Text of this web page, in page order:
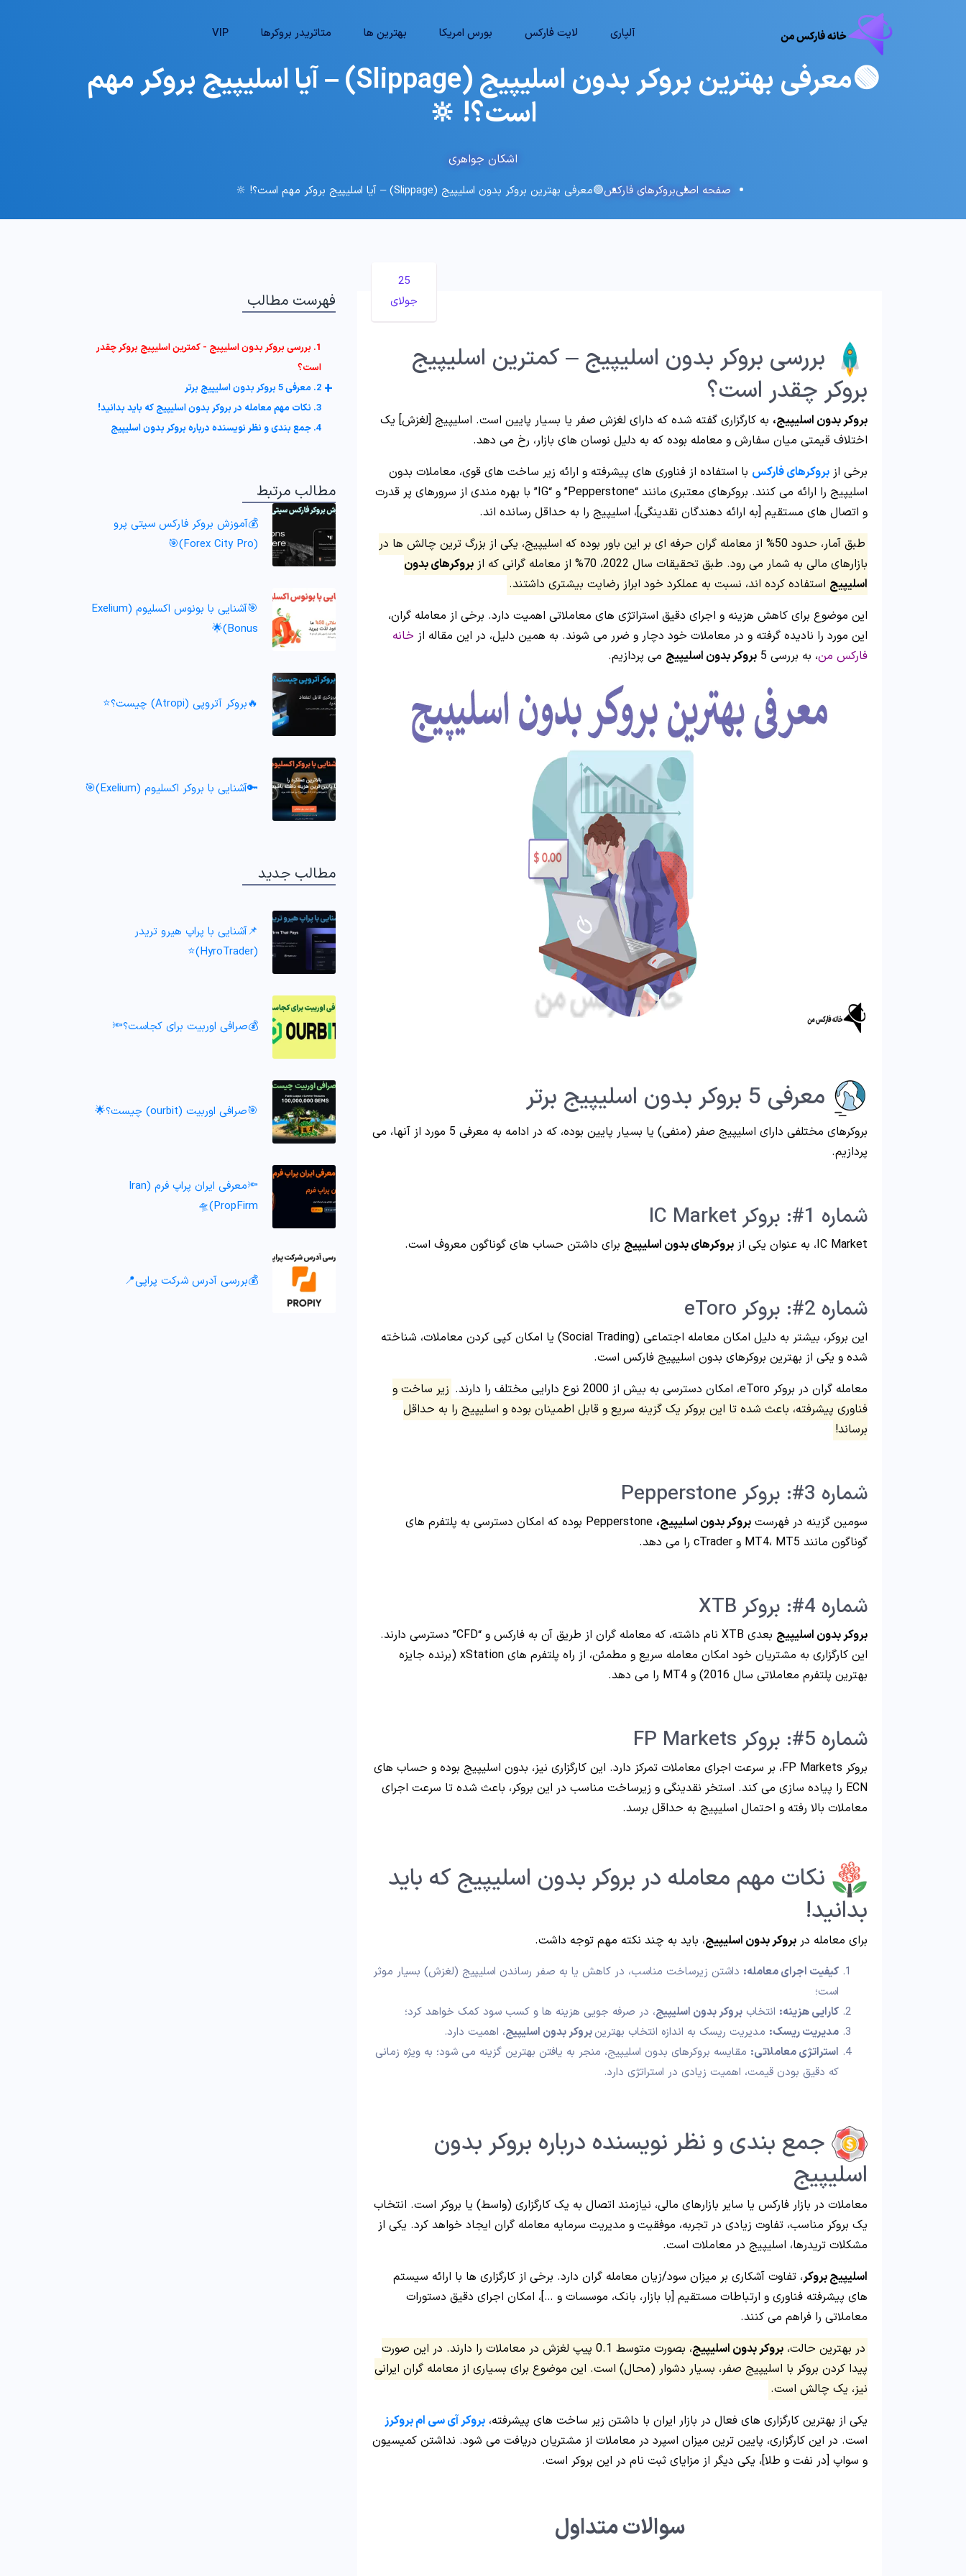
آلپاری لایت فارکس بورس امریکا بهترین ها متاتریدر بروکرها VIP
🟢معرفی بهترین بروکر بدون اسلیپیج (Slippage) – آیا اسلیپیج بروکر مهم
است؟! 🔆
اشکان جواهری
صفحه اصلیبروکرهای فارکس🟢معرفی بهترین بروکر بدون اسلیپیج (Slippage) – آیا اسلیپیج بروکر مهم است؟! 🔆
25
جولای
بررسی بروکر بدون اسلیپیج – کمترین اسلیپیج
بروکر چقدر است؟
بروکر بدون اسلیپیج، به کارگزاری گفته شده که دارای لغزش صفر یا بسیار پایین است. اسلیپیج [لغزش] یک
اختلاف قیمتی میان سفارش و معامله بوده که به دلیل نوسان های بازار، رخ می دهد.
برخی از بروکرهای فارکس با استفاده از فناوری‌ های پیشرفته و ارائه زیر ساخت‌ های قوی، معاملات بدون
اسلیپیج را ارائه می کنند. بروکرهای معتبری مانند “Pepperstone” و “IG” با بهره‌ مندی از سرورهای پر قدرت
و اتصال‌ های مستقیم [به ارائه‌ دهندگان نقدینگی]، اسلیپیج را به حداقل رسانده‌ اند.
طبق آمار، حدود 50% از معامله‌ گران حرفه‌ ای بر این باور بوده که اسلیپیج، یکی از بزرگ‌ ترین چالش‌ ها در
بازارهای مالی به شمار می‌ رود. طبق تحقیقات سال 2022، 70% از معامله‌ گرانی که از
بروکرهای بدون
اسلیپیج استفاده کرده اند، نسبت به عملکرد خود ابراز رضایت بیشتری داشتند.
این موضوع برای کاهش هزینه و اجرای دقیق استراتژی های معاملاتی اهمیت دارد. برخی از معامله گران،
این مورد را نادیده گرفته و در معاملات خود دچار و ضرر می شوند. به همین دلیل، در این مقاله از خانه
فارکس من، به بررسی 5 بروکر بدون اسلیپیج می پردازیم.
معرفی 5 بروکر بدون اسلیپیج برتر
بروکرهای مختلفی دارای اسلیپیج صفر (منفی) یا بسیار پایین بوده، که در ادامه به معرفی 5 مورد از آنها، می
پردازیم.
شماره 1#: بروکر IC Market
IC Market، به عنوان یکی از بروکرهای بدون اسلیپیج برای داشتن حساب های گوناگون معروف است.
شماره 2#: بروکر eToro
این بروکر، بیشتر به دلیل امکان معامله اجتماعی (Social Trading) یا امکان کپی کردن معاملات، شناخته
شده و یکی از بهترین بروکرهای بدون اسلیپیج فارکس است.
معامله گران در بروکر eToro، امکان دسترسی به بیش از 2000 نوع دارایی مختلف را دارند.
زیر ساخت و
فناوری پیشرفته، باعث شده تا این بروکر یک گزینه سریع و قابل اطمینان بوده و اسلیپیج را به حداقل
برساند!
شماره 3#: بروکر Pepperstone
سومین گزینه در فهرست بروکر بدون اسلیپیج،
Pepperstone بوده که امکان دسترسی به پلتفرم های
گوناگون مانند MT4، MT5 و cTrader را می دهد.
شماره 4#: بروکر XTB
بروکر بدون اسلیپیج
بعدی XTB نام داشته، که معامله گران از طریق آن به فارکس و “CFD” دسترسی دارند.
این کارگزاری به مشتریان خود امکان معامله سریع و مطمئن، از راه پلتفرم های xStation (برنده جایزه
بهترین پلتفرم معاملاتی سال 2016) و MT4 را می دهد.
شماره 5#: بروکر FP Markets
بروکر FP Markets، بر سرعت اجرای معاملات تمرکز دارد. این کارگزاری نیز، بدون اسلیپیج بوده و حساب های
ECN را پیاده سازی می کند. استخر نقدینگی و زیرساخت مناسب در این بروکر، باعث شده تا سرعت اجرای
معاملات بالا رفته و احتمال اسلیپیج به حداقل برسد.
نکات مهم معامله در بروکر بدون اسلیپیج که باید
بدانید!
برای معامله در بروکر بدون اسلیپیج، باید به چند نکته مهم توجه داشت.
کیفیت اجرای معامله: داشتن زیرساخت مناسب، در کاهش یا به صفر رساندن اسلیپیج (لغزش) بسیار موثر
است؛
کارایی هزینه: انتخاب بروکر بدون اسلیپیج، در صرفه جویی هزینه ها و کسب سود کمک خواهد کرد؛
مدیریت ریسک: مدیریت ریسک به اندازه انتخاب بهترینبروکر بدون اسلیپیج، اهمیت دارد.
استراتژی معاملاتی: مقایسه بروکرهای بدون اسلیپیج، منجر به یافتن بهترین گزینه می شود؛ به ویژه زمانی
که دقیق بودن قیمت، اهمیت زیادی در استراتژی دارد.
جمع بندی و نظر نویسنده درباره بروکر بدون
اسلیپیج
معاملات در بازار فارکس یا سایر بازارهای مالی، نیازمند اتصال به یک کارگزاری (واسط) یا بروکر است. انتخاب
یک بروکر مناسب، تفاوت زیادی در تجربه، موفقیت و مدیریت سرمایه معامله گران ایجاد خواهد کرد. یکی از
مشکلات تریدرها، اسلیپیج در معاملات است.
اسلیپیج بروکر، تفاوت آشکاری بر میزان سود/زیان معامله گران دارد. برخی از کارگزاری ها با ارائه سیستم
های پیشرفته فناوری و ارتباطات مستقیم [با بازار، بانک، موسسات و …]، امکان اجرای دقیق دستورات
معاملاتی را فراهم می کنند.
در بهترین حالت،بروکر بدون اسلیپیج
، بصورت متوسط 0.1 پیپ لغزش در معاملات را دارند. در این صورت
پیدا کردن بروکر با اسلیپیج صفر، بسیار دشوار (محال) است. این موضوع برای بسیاری از معامله گران ایرانی
نیز، یک چالش است.
یکی از بهترین کارگزاری های فعال در بازار ایران با داشتن زیر ساخت های پیشرفته، بروکر آی سی ام بروکرز
است. در این کارگزاری، پایین ترین میزان اسپرد در معاملات از مشتریان دریافت می شود. نداشتن کمیسیون
و سواپ [در نفت و طلا]، یکی دیگر از مزایای ثبت نام در این بروکر است.
سوالات متداول
فهرست مطالب
1. بررسی بروکر بدون اسلیپیج - کمترین اسلیپیج بروکر چقدر
است؟
2. معرفی 5 بروکر بدون اسلیپیج برتر +
3. نکات مهم معامله در بروکر بدون اسلیپیج که باید بدانید!
4. جمع بندی و نظر نویسنده درباره بروکر بدون اسلیپیج
مطالب مرتبط
💰آموزش بروکر فارکس سیتی پرو
(Forex City Pro)🎯
🎯آشنایی با بونوس اکسلیوم (Exelium
Bonus)🌟
🔥بروکر آتروپی (Atropi) چیست؟⭐️
🔑آشنایی با بروکر اکسلیوم (Exelium)🎯
مطالب جدید
📌آشنایی با پراپ هیرو تریدر
(HyroTrader)⭐️
💰صرافی اوربیت برای کجاست؟🔦
🎯صرافی اوربیت (ourbit) چیست؟🌟
🔦معرفی ایران پراپ فرم (Iran
PropFirm)🛸
💰بررسی آدرس شرکت پراپی📍